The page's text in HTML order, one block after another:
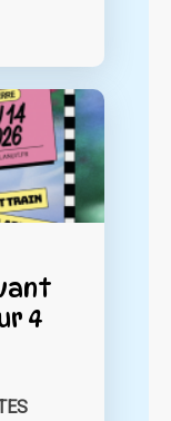
4